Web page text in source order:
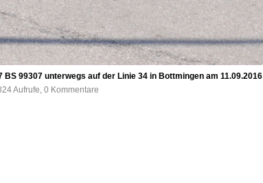
BS 99307 unterwegs auf der Linie 34 in Bottmingen am 11.09.2016
Aufrufe, 0 Kommentare